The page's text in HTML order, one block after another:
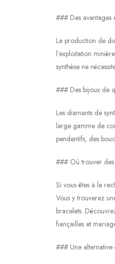
### Des avantages
La production de
l’exploitation
synthèse ne
### Des bijoux de
Les diamants de
large gamme de
pendentifs, des
### Où trouver des
Si vous êtes à la
Vous y trouverez
bracelets.
fiançailles et
### Une alternative